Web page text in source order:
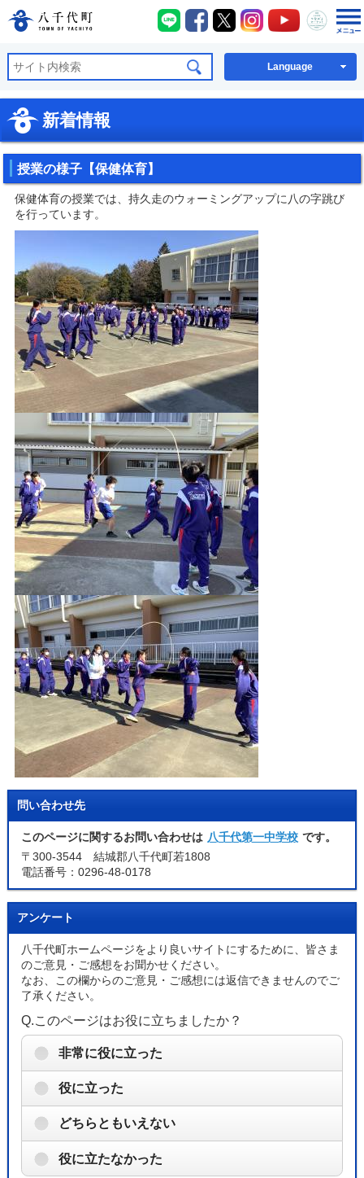
八千代町公式ホームページ
八千代町LINE
八千代町Facebook
八千代町X八千代町Instagram
八千代町
八千
Language
新着情報
授業の様子【保健体育】
保健体育の授業では、持久走のウォーミングアップに八の字跳び
を行っています。
問い合わせ先
このページに関するお問い合わせは 八千代第一中学校 です。
〒300-3544 結城郡八千代町若1808
電話番号：0296-48-0178
アンケート
八千代町ホームページをより良いサイトにするために、皆さま
のご意見・ご感想をお聞かせください。
なお、この欄からのご意見・ご感想には返信できませんのでご
了承ください。
Q.このページはお役に立ちましたか？
非常に役に立った
役に立った
どちらともいえない
役に立たなかった